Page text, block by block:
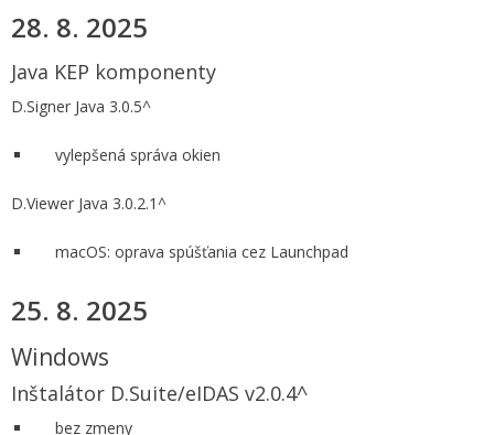
28. 8. 2025
Java KEP komponenty
D.Signer Java 3.0.5^
vylepšená správa okien
D.Viewer Java 3.0.2.1^
macOS: oprava spúšťania cez Launchpad
25. 8. 2025
Windows
Inštalátor D.Suite/eIDAS v2.0.4^
bez zmeny